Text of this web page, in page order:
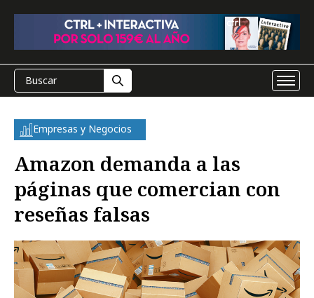
Empresas y Negocios
Amazon demanda a las
páginas que comercian con
reseñas falsas